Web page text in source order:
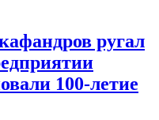
ругал
100-летие